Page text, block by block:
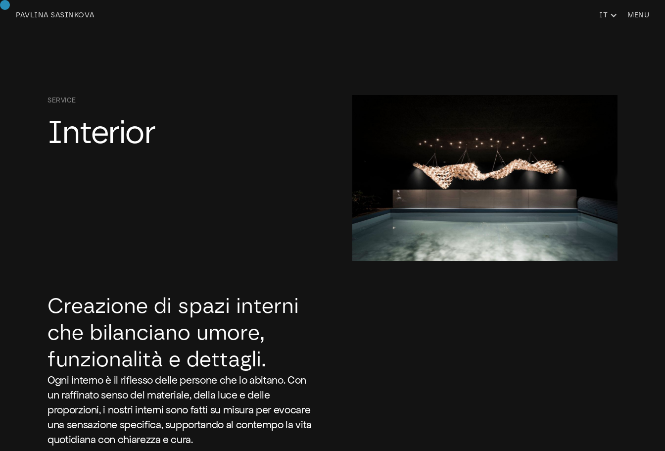
PAVLINA SASINKOVA IT MENU
SERVICE
Interior
Creazione di spazi interni
che bilanciano umore,
funzionalità e dettagli.
Ogni interno è il riflesso delle persone che lo abitano. Con
un raffinato senso del materiale, della luce e delle
proporzioni, i nostri interni sono fatti su misura per evocare
una sensazione specifica, supportando al contempo la vita
quotidiana con chiarezza e cura.